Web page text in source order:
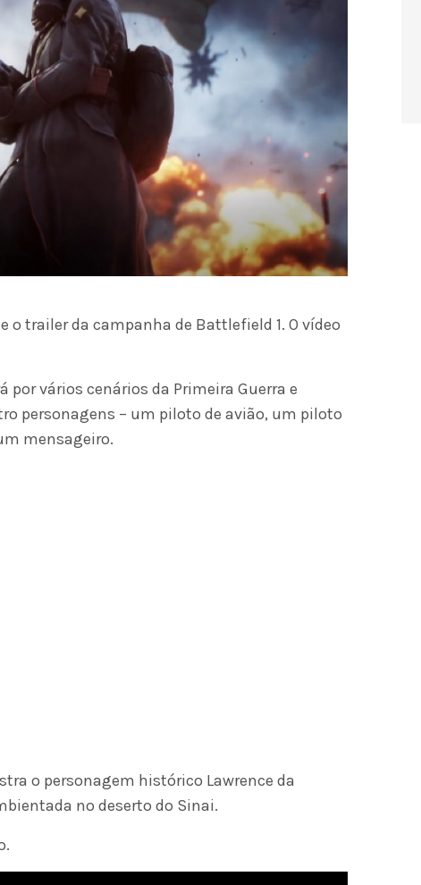
o trailer da campanha de Battlefield 1. O vídeo
por vários cenários da Primeira Guerra e
personagens – um piloto de avião, um piloto
mensageiro.
o personagem histórico Lawrence da
no deserto do Sinai.